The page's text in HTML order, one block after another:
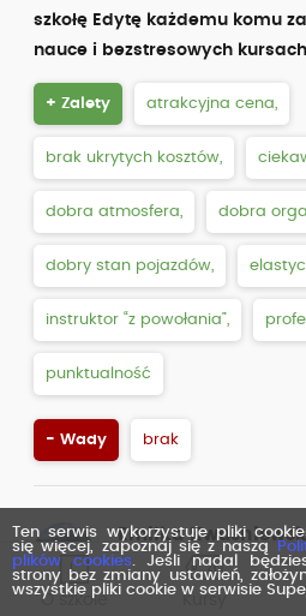
O szkole
szkołę Edytę każdemu komu
nauce i bezstresowych
+ Zalety atrakcyjna cena,
brak ukrytych kosztów,
dobra atmosfera, dobra
dobry stan pojazdów,
instruktor “z powołania”,
punktualność
- Wady brak
Emilka
Opinia zweryfikowana
Facebook
Ten serwis wykorzystuje pliki
się więcej, zapoznaj się z naszą
plików cookies. Jeśli nadal
strony bez zmiany ustawień,
wszystkie pliki cookie w serwisie